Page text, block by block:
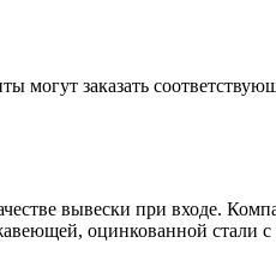
могут заказать
вывески при входе.
оцинкованной